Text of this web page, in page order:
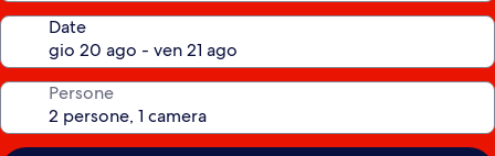
Date
Persone